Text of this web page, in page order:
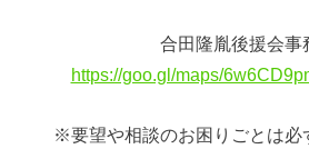
合田隆胤後援会事
https://goo.gl/maps/
※要望や相談のお困りごとは必